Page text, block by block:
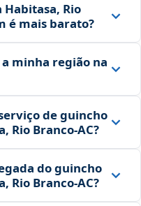
Rio
é mais barato?
minha região na
de guincho
Rio Branco‑AC?
do guincho
Rio Branco‑AC?